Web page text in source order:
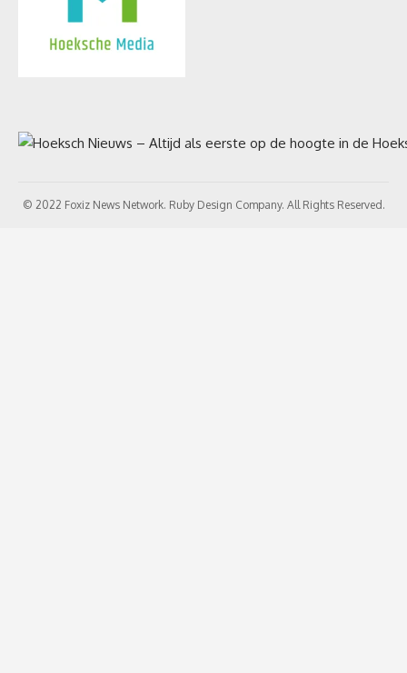
© 2022 Foxiz News Network. Ruby Design Company. All Rights Reserved.